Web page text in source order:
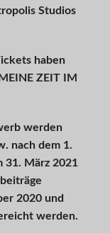
Studios
haben
ZEIT IM
werden
nach dem 1.
31. März 2021
2020 und
werden.